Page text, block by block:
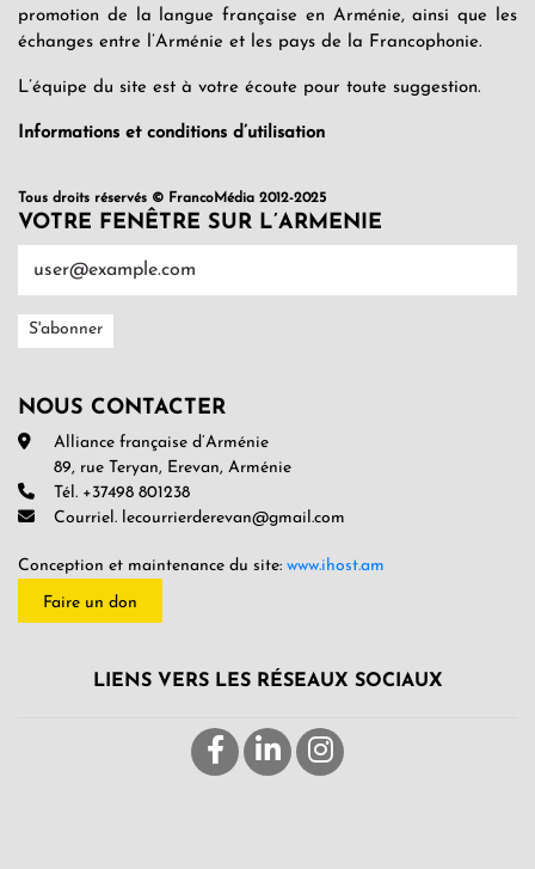
promotion de la langue française en Arménie, ainsi que les
échanges entre l’Arménie et les pays de la Francophonie.
L’équipe du site est à votre écoute pour toute suggestion.
Informations et conditions d’utilisation
Tous droits réservés © FrancoMédia 2012-2025
VOTRE FENÊTRE SUR L’ARMENIE
NOUS CONTACTER
Alliance française d’Arménie
89, rue Teryan, Erevan, Arménie
Tél. +37498 801238
Courriel. lecourrierderevan@gmail.com
Conception et maintenance du site: www.ihost.am
Faire un don
LIENS VERS LES RÉSEAUX SOCIAUX